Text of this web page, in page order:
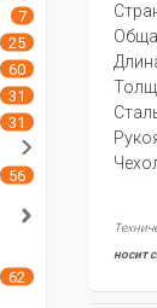
носит
7
25
60
31
31
56
62